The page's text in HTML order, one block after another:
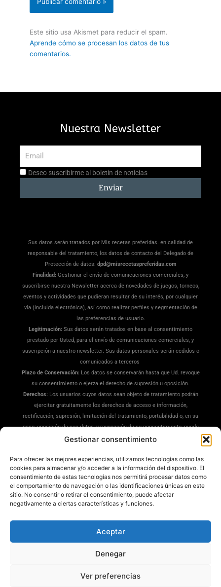
Gestionar consentimiento
Para ofrecer las mejores experiencias, utilizamos tecnologías como las
cookies para almacenar y/o acceder a la información del dispositivo. El
consentimiento de estas tecnologías nos permitirá procesar datos como
el comportamiento de navegación o las identificaciones únicas en este
sitio. No consentir o retirar el consentimiento, puede afectar
negativamente a ciertas características y funciones.
Aceptar
Denegar
Ver preferencias
Este sitio usa Akismet para reducir el spam.
Aprende cómo se procesan los datos de tus
comentarios.
Nuestra Newsletter
Aceptación
Deseo suscribirme al boletín de noticias
Enviar
Sus datos serán tratados por Mis recetas preferidas. en calidad de
responsable del tratamiento, los datos de contacto del Delegado de
Protección de datos: dpd@misrecetaspreferidas.com
Finalidad: Gestionar el envío de comunicaciones comerciales, y
suscribirse nuestra Newsletter acerca de novedades de juegos, torneos,
eventos y actividades que pudieran resultar de su interés, por cualquier
vía (incluida electrónica), así como realizar perfiles y segmentación de
las preferencias de usuario.
Legitimación: Sus datos serán tratados en base al consentimiento
prestado por Usted, para el envío de comunicaciones comerciales, y
suscripción a nuestro newsletter. Sus datos personales serán cedidos o
comunicados a terceros
Plazo de Conservación: Los datos se conservarán hasta que Ud. revoque
su consentimiento o ejerza el derecho de supresión u oposición.
Derechos: Los usuarios cuyos datos sean objeto de tratamiento podrán
ejercitar gratuitamente los derechos de acceso e información,
rectificación, supresión, limitación del tratamiento, portabilidad o, en su
caso, oposición de sus datos, y revocación de su consentimiento, puede
ejercitar sus derechos en la siguiente dirección:
puede interponer una reclamación ante la Agencia Española de
Protección de Datos(www.aepd.es)
Información Adicional:Tiene a su disposición información ampliada en
nuestra Política de Privacidad .